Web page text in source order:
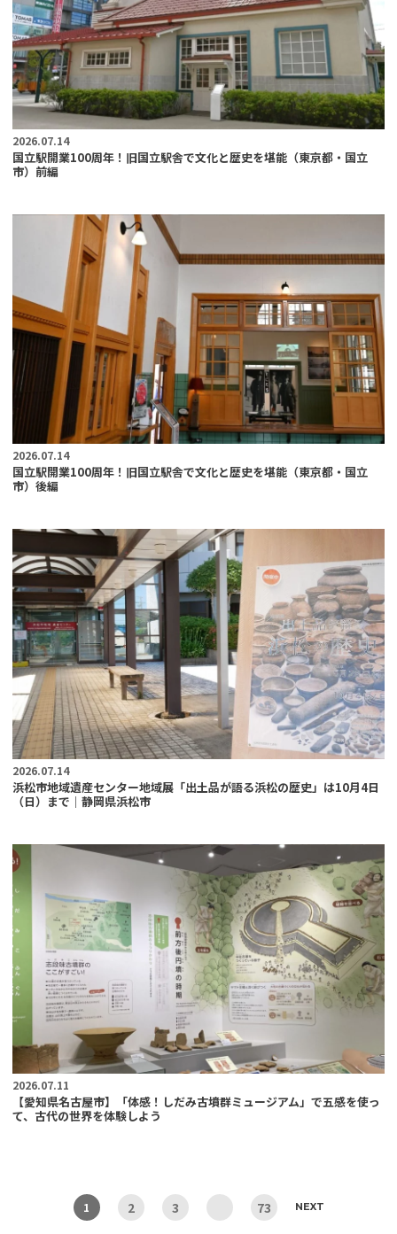
2026.07.14
国立駅開業100周年！旧国立駅舎で文化と歴史を堪能（東京都・国立
市）前編
2026.07.14
国立駅開業100周年！旧国立駅舎で文化と歴史を堪能（東京都・国立
市）後編
2026.07.14
浜松市地域遺産センター地域展「出土品が語る浜松の歴史」は10月4日
（日）まで｜静岡県浜松市
2026.07.11
【愛知県名古屋市】「体感！しだみ古墳群ミュージアム」で五感を使っ
て、古代の世界を体験しよう
1 2 3 73 NEXT